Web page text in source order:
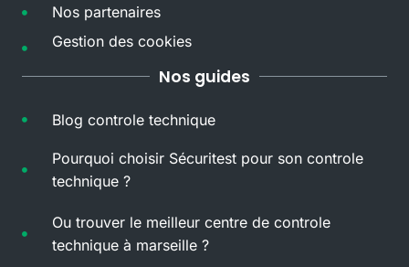
Nos partenaires
Gestion des cookies
Nos guides
Blog controle technique
Pourquoi choisir Sécuritest pour son controle
technique ?
Ou trouver le meilleur centre de controle
technique à marseille ?